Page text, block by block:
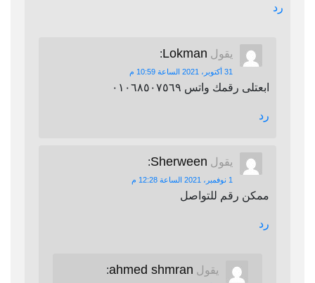
رد
يقول Lokman
:
31 أكتوبر، 2021 الساعة 10:59 م
ابعتلى رقمك واتس ٠١٠٦٨٥٠٧٥٦٩
رد
يقول Sherween
:
1 نوفمبر، 2021 الساعة 12:28 م
ممكن رقم للتواصل
رد
يقول ahmed shmran
: